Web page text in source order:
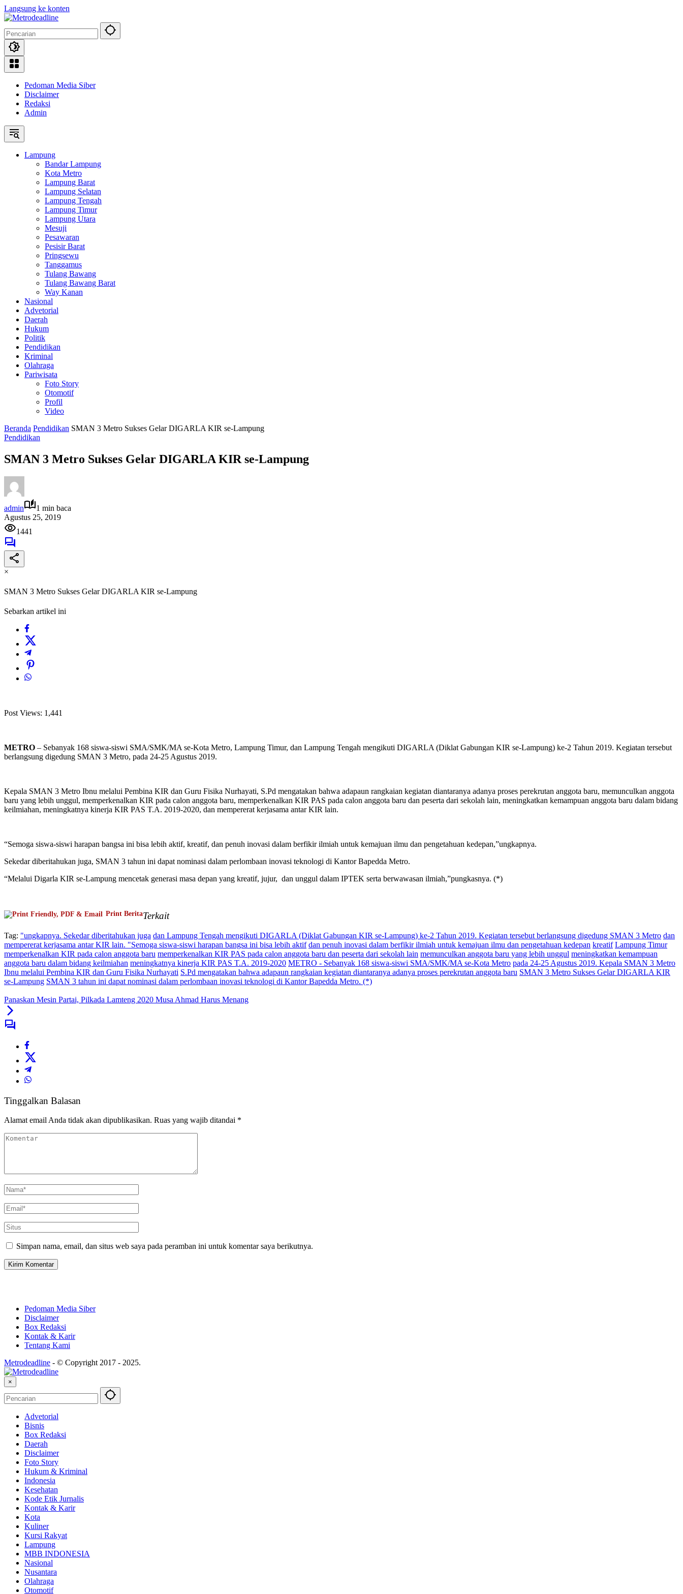
Langsung ke konten
Pedoman Media Siber
Disclaimer
Redaksi
Admin
Lampung
Bandar Lampung
Kota Metro
Lampung Barat
Lampung Selatan
Lampung Tengah
Lampung Timur
Lampung Utara
Mesuji
Pesawaran
Pesisir Barat
Pringsewu
Tanggamus
Tulang Bawang
Tulang Bawang Barat
Way Kanan
Nasional
Advetorial
Daerah
Hukum
Politik
Pendidikan
Kriminal
Olahraga
Pariwisata
Foto Story
Otomotif
Profil
Video
Beranda Pendidikan SMAN 3 Metro Sukses Gelar DIGARLA KIR se-Lampung
Pendidikan
SMAN 3 Metro Sukses Gelar DIGARLA KIR se-Lampung
admin
1 min baca
Agustus 25, 2019
1441
×
SMAN 3 Metro Sukses Gelar DIGARLA KIR se-Lampung
Sebarkan artikel ini
Post Views: 1,441
METRO – Sebanyak 168 siswa-siswi SMA/SMK/MA se-Kota Metro, Lampung Timur, dan Lampung Tengah mengikuti DIGARLA (Diklat Gabungan KIR se-Lampung) ke-2 Tahun 2019. Kegiatan tersebut
berlangsung digedung SMAN 3 Metro, pada 24-25 Agustus 2019.
Kepala SMAN 3 Metro Ibnu melalui Pembina KIR dan Guru Fisika Nurhayati, S.Pd mengatakan bahwa adapaun rangkaian kegiatan diantaranya adanya proses perekrutan anggota baru, memunculkan anggota
baru yang lebih unggul, memperkenalkan KIR pada calon anggota baru, memperkenalkan KIR PAS pada calon anggota baru dan peserta dari sekolah lain, meningkatkan kemampuan anggota baru dalam bidang
keilmiahan, meningkatnya kinerja KIR PAS T.A. 2019-2020, dan mempererat kerjasama antar KIR lain.
“Semoga siswa-siswi harapan bangsa ini bisa lebih aktif, kreatif, dan penuh inovasi dalam berfikir ilmiah untuk kemajuan ilmu dan pengetahuan kedepan,”ungkapnya.
Sekedar diberitahukan juga, SMAN 3 tahun ini dapat nominasi dalam perlombaan inovasi teknologi di Kantor Bapedda Metro.
“Melalui Digarla KIR se-Lampung mencetak generasi masa depan yang kreatif, jujur, dan unggul dalam IPTEK serta berwawasan ilmiah,”pungkasnya. (*)
Print BeritaTerkait
Tag: "ungkapnya. Sekedar diberitahukan juga dan Lampung Tengah mengikuti DIGARLA (Diklat Gabungan KIR se-Lampung) ke-2 Tahun 2019. Kegiatan tersebut berlangsung digedung SMAN 3 Metro dan
mempererat kerjasama antar KIR lain. "Semoga siswa-siswi harapan bangsa ini bisa lebih aktif dan penuh inovasi dalam berfikir ilmiah untuk kemajuan ilmu dan pengetahuan kedepan kreatif Lampung Timur
memperkenalkan KIR pada calon anggota baru memperkenalkan KIR PAS pada calon anggota baru dan peserta dari sekolah lain memunculkan anggota baru yang lebih unggul meningkatkan kemampuan
anggota baru dalam bidang keilmiahan meningkatnya kinerja KIR PAS T.A. 2019-2020 METRO - Sebanyak 168 siswa-siswi SMA/SMK/MA se-Kota Metro pada 24-25 Agustus 2019. Kepala SMAN 3 Metro
Ibnu melalui Pembina KIR dan Guru Fisika Nurhayati S.Pd mengatakan bahwa adapaun rangkaian kegiatan diantaranya adanya proses perekrutan anggota baru SMAN 3 Metro Sukses Gelar DIGARLA KIR
se-Lampung SMAN 3 tahun ini dapat nominasi dalam perlombaan inovasi teknologi di Kantor Bapedda Metro. (*)
Panaskan Mesin Partai, Pilkada Lamteng 2020 Musa Ahmad Harus Menang
Tinggalkan Balasan
Alamat email Anda tidak akan dipublikasikan. Ruas yang wajib ditandai *
Simpan nama, email, dan situs web saya pada peramban ini untuk komentar saya berikutnya.
Pedoman Media Siber
Disclaimer
Box Redaksi
Kontak & Karir
Tentang Kami
Metrodeadline - © Copyright 2017 - 2025.
×
Advetorial
Bisnis
Box Redaksi
Daerah
Disclaimer
Foto Story
Hukum & Kriminal
Indonesia
Kesehatan
Kode Etik Jurnalis
Kontak & Karir
Kota
Kuliner
Kursi Rakyat
Lampung
MBB INDONESIA
Nasional
Nusantara
Olahraga
Otomotif